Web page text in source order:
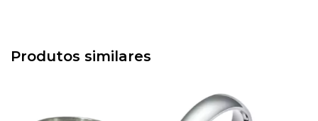
Produtos similares